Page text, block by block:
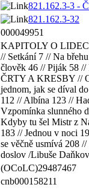
821.162.3-3 -
821.162.3-32
000049951
KAPITOLY O
// Setkání 7 // Na
člověk 46 // Piják 58 //
ČRTY A KRESBY //
jednom, jak se díval
112 // Albína 123 //
Vzpomínka slunného
Kdyby tu šel Mistr z
183 // Jednou v noci
se věčně usmívá 208
doslov /Libuše
(OCoLC)29487467
cnb000158211